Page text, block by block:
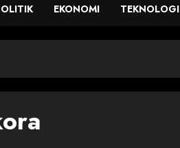
EKONOMI TEKNOLOGI